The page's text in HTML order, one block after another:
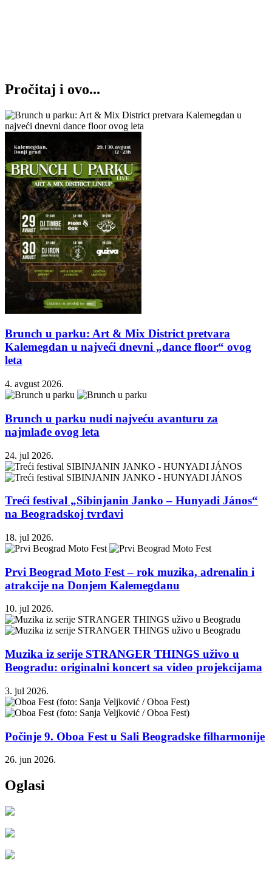
Pročitaj i ovo...
Brunch u parku: Art & Mix District pretvara
Kalemegdan u najveći dnevni „dance floor“ ovog
leta
4. avgust 2026.
Brunch u parku nudi najveću avanturu za
najmlađe ovog leta
24. jul 2026.
Treći festival „Sibinjanin Janko – Hunyadi János“
na Beogradskoj tvrđavi
18. jul 2026.
Prvi Beograd Moto Fest – rok muzika, adrenalin i
atrakcije na Donjem Kalemegdanu
10. jul 2026.
Muzika iz serije STRANGER THINGS uživo u
Beogradu: originalni koncert sa video projekcijama
3. jul 2026.
Počinje 9. Oboa Fest u Sali Beogradske filharmonije
26. jun 2026.
Oglasi